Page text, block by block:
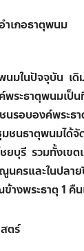
เภอธาตุพนม
นมในปัจจุบัน เ
พระธาตุพนมเป็
รอบองค์พระธ
ชนธาตุพนมได้
ชยบุรี รวมทั้งเ
นครและในปลา
างพระธาตุ 1
ตร์